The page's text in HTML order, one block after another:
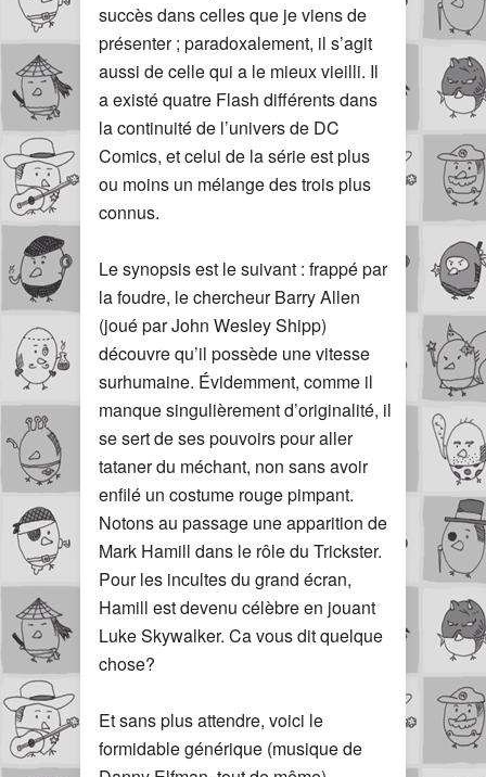
succès dans celles que je viens de
présenter ; paradoxalement, il s’agit
aussi de celle qui a le mieux vieilli. Il
a existé quatre Flash différents dans
la continuité de l’univers de DC
Comics, et celui de la série est plus
ou moins un mélange des trois plus
connus.
Le synopsis est le suivant : frappé par
la foudre, le chercheur Barry Allen
(joué par John Wesley Shipp)
découvre qu’il possède une vitesse
surhumaine. Évidemment, comme il
manque singulièrement d’originalité, il
se sert de ses pouvoirs pour aller
tataner du méchant, non sans avoir
enfilé un costume rouge pimpant.
Notons au passage une apparition de
Mark Hamill dans le rôle du Trickster.
Pour les incultes du grand écran,
Hamill est devenu célèbre en jouant
Luke Skywalker. Ca vous dit quelque
chose?
Et sans plus attendre, voici le
formidable générique (musique de